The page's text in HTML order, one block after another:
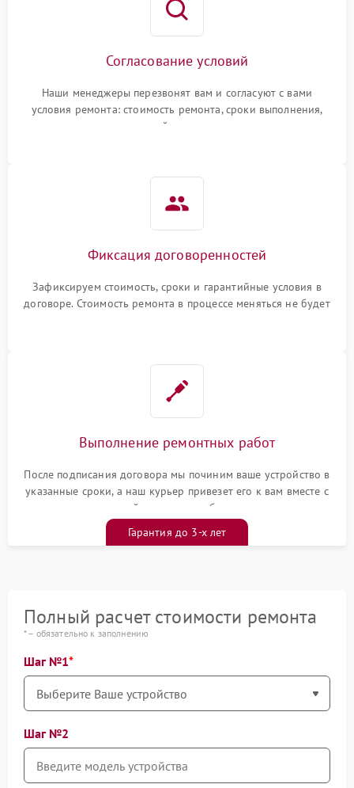
Согласование условий
Наши менеджеры перезвонят вам и согласуют с вами
условия ремонта: стоимость ремонта, сроки выполнения,
гарантийные условия
Фиксация договоренностей
Зафиксируем стоимость, сроки и гарантийные условия в
договоре. Стоимость ремонта в процессе меняться не будет
Выполнение ремонтных работ
После подписания договора мы починим ваше устройство в
указанные сроки, а наш курьер привезет его к вам вместе с
гарантийным талоном бесплатно
Гарантия до 3-х лет
Полный расчет стоимости ремонта
* – обязательно к заполнению
Шаг №1
Шаг №2